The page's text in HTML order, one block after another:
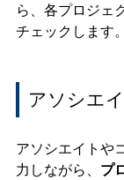
ら、各プロジェ
チェックします。
アソシエ
アソシエイトや
力しながら、 プ